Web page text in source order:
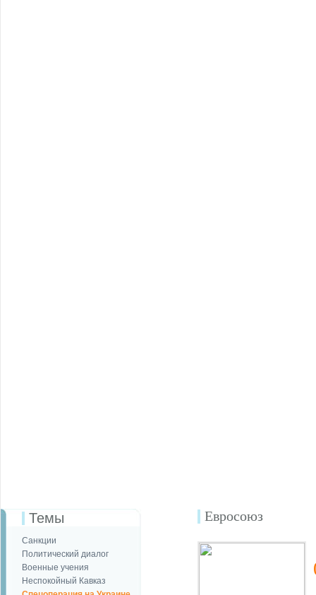
Темы
Санкции
Политический диалог
Военные учения
Неспокойный Кавказ
Евросоюз